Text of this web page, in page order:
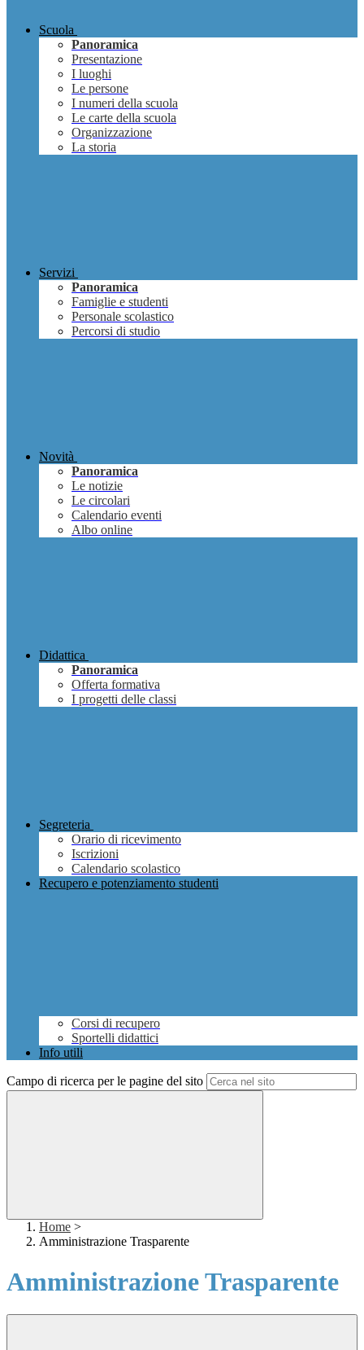
Scuola
Panoramica
Presentazione
I luoghi
Le persone
I numeri della scuola
Le carte della scuola
Organizzazione
La storia
Servizi
Panoramica
Famiglie e studenti
Personale scolastico
Percorsi di studio
Novità
Panoramica
Le notizie
Le circolari
Calendario eventi
Albo online
Didattica
Panoramica
Offerta formativa
I progetti delle classi
Segreteria
Orario di ricevimento
Iscrizioni
Calendario scolastico
Recupero e potenziamento studenti
Corsi di recupero
Sportelli didattici
Info utili
Campo di ricerca per le pagine del sito
Home >
Amministrazione Trasparente
Amministrazione Trasparente